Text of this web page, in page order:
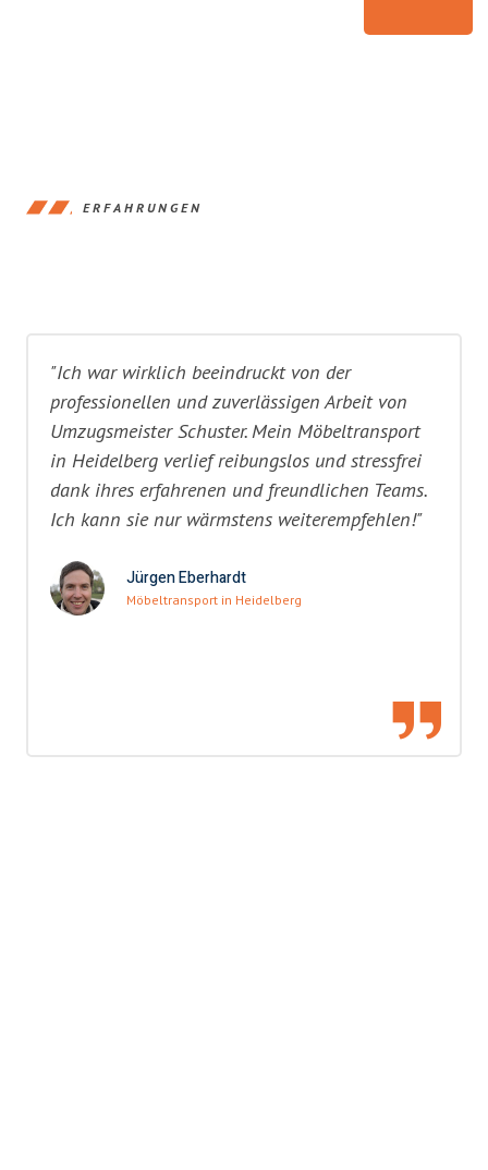
ERFAHRUNGEN
"Ich war wirklich beeindruckt von der
professionellen und zuverlässigen Arbeit von
Umzugsmeister Schuster. Mein Möbeltransport
in Heidelberg verlief reibungslos und stressfrei
dank ihres erfahrenen und freundlichen Teams.
Ich kann sie nur wärmstens weiterempfehlen!"
Jürgen Eberhardt
Möbeltransport in Heidelberg